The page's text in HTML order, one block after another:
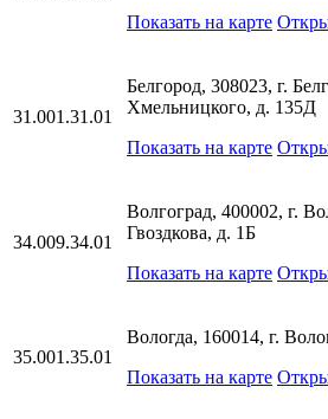
Показать на карте
31.001.31.01
Белгород, 308023, г.
Хмельницкого, д. 135Д
Показать на карте
34.009.34.01
Волгоград, 400002, г.
Гвоздкова, д. 1Б
Показать на карте
35.001.35.01
Вологда, 160014, г.
Показать на карте